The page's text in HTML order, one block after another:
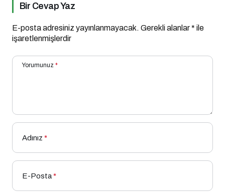
Bir Cevap Yaz
E-posta adresiniz yayınlanmayacak. Gerekli alanlar* ile
işaretlenmişlerdir
Yorumunuz *
Adınız *
E-Posta*